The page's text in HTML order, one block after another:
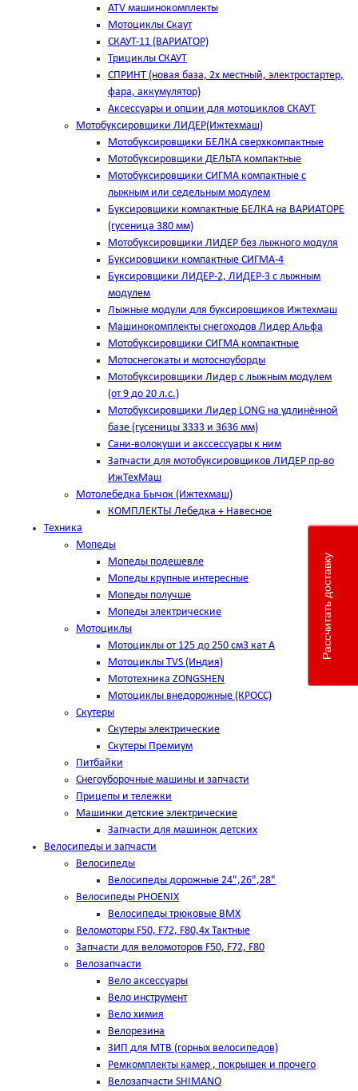
ATV машинокомплекты
Мотоциклы Скаут
СКАУТ-11 (ВАРИАТОР)
Трициклы СКАУТ
СПРИНТ (новая база, 2х местный, электростартер,
фара, аккумулятор)
Аксессуары и опции для мотоциклов СКАУТ
Мотобуксировщики ЛИДЕР(Ижтехмаш)
Мотобуксировщики БЕЛКА сверхкомпактные
Мотобуксировщики ДЕЛЬТА компактные
Мотобуксировщики СИГМА компактные с
лыжным или седельным модулем
Буксировщики компактные БЕЛКА на ВАРИАТОРЕ
(гусеница 380 мм)
Мотобуксировщики ЛИДЕР без лыжного модуля
Буксировщики компактные СИГМА-4
Буксировщики ЛИДЕР-2, ЛИДЕР-3 c лыжным
модулем
Лыжные модули для буксировщиков Ижтехмаш
Машинокомплекты снегоходов Лидер Альфа
Мотобуксировщики СИГМА компактные
Мотоснегокаты и мотосноуборды
Мотобуксировщики Лидер с лыжным модулем
(от 9 до 20 л.с.)
Мотобуксировщики Лидер LONG на удлинённой
базе (гусеницы 3333 и 3636 мм)
Сани-волокуши и акссессуары к ним
Запчасти для мотобуксировщиков ЛИДЕР пр-во
ИжТехМаш
Мотолебедка Бычок (Ижтехмаш)
КОМПЛЕКТЫ Лебедка + Навесное
Техника
Мопеды
Мопеды подешевле
Мопеды крупные интересные
Мопеды получше
Мопеды электрические
Мотоциклы
Мотоциклы от 125 до 250 см3 кат А
Мотоциклы TVS (Индия)
Мототехника ZONGSHEN
Мотоциклы внедорожные (КРОСС)
Скутеры
Скутеры электрические
Скутеры Премиум
Питбайки
Снегоуборочные машины и запчасти
Прицепы и тележки
Машинки детские электрические
Запчасти для машинок детских
Велосипеды и запчасти
Велосипеды
Велосипеды дорожные 24",26",28"
Велосипеды PHOENIX
Велосипеды трюковые BMX
Веломоторы F50, F72, F80,4х Тактные
Запчасти для веломоторов F50, F72, F80
Велозапчасти
Вело аксессуары
Вело инструмент
Вело химия
Велорезина
ЗИП для MTB (горных велосипедов)
Ремкомплекты камер , покрышек и прочего
Велозапчасти SHIMANO
Рассчитать доставку